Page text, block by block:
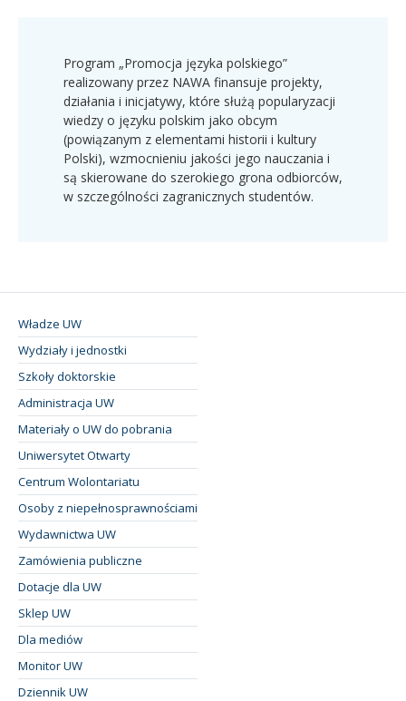
Program „Promocja języka polskiego”
realizowany przez NAWA finansuje projekty,
działania i inicjatywy, które służą popularyzacji
wiedzy o języku polskim jako obcym
(powiązanym z elementami historii i kultury
Polski), wzmocnieniu jakości jego nauczania i
są skierowane do szerokiego grona odbiorców,
w szczególności zagranicznych studentów.
Władze UW
Wydziały i jednostki
Szkoły doktorskie
Administracja UW
Materiały o UW do pobrania
Uniwersytet Otwarty
Centrum Wolontariatu
Osoby z niepełnosprawnościami
Wydawnictwa UW
Zamówienia publiczne
Dotacje dla UW
Sklep UW
Dla mediów
Monitor UW
Dziennik UW